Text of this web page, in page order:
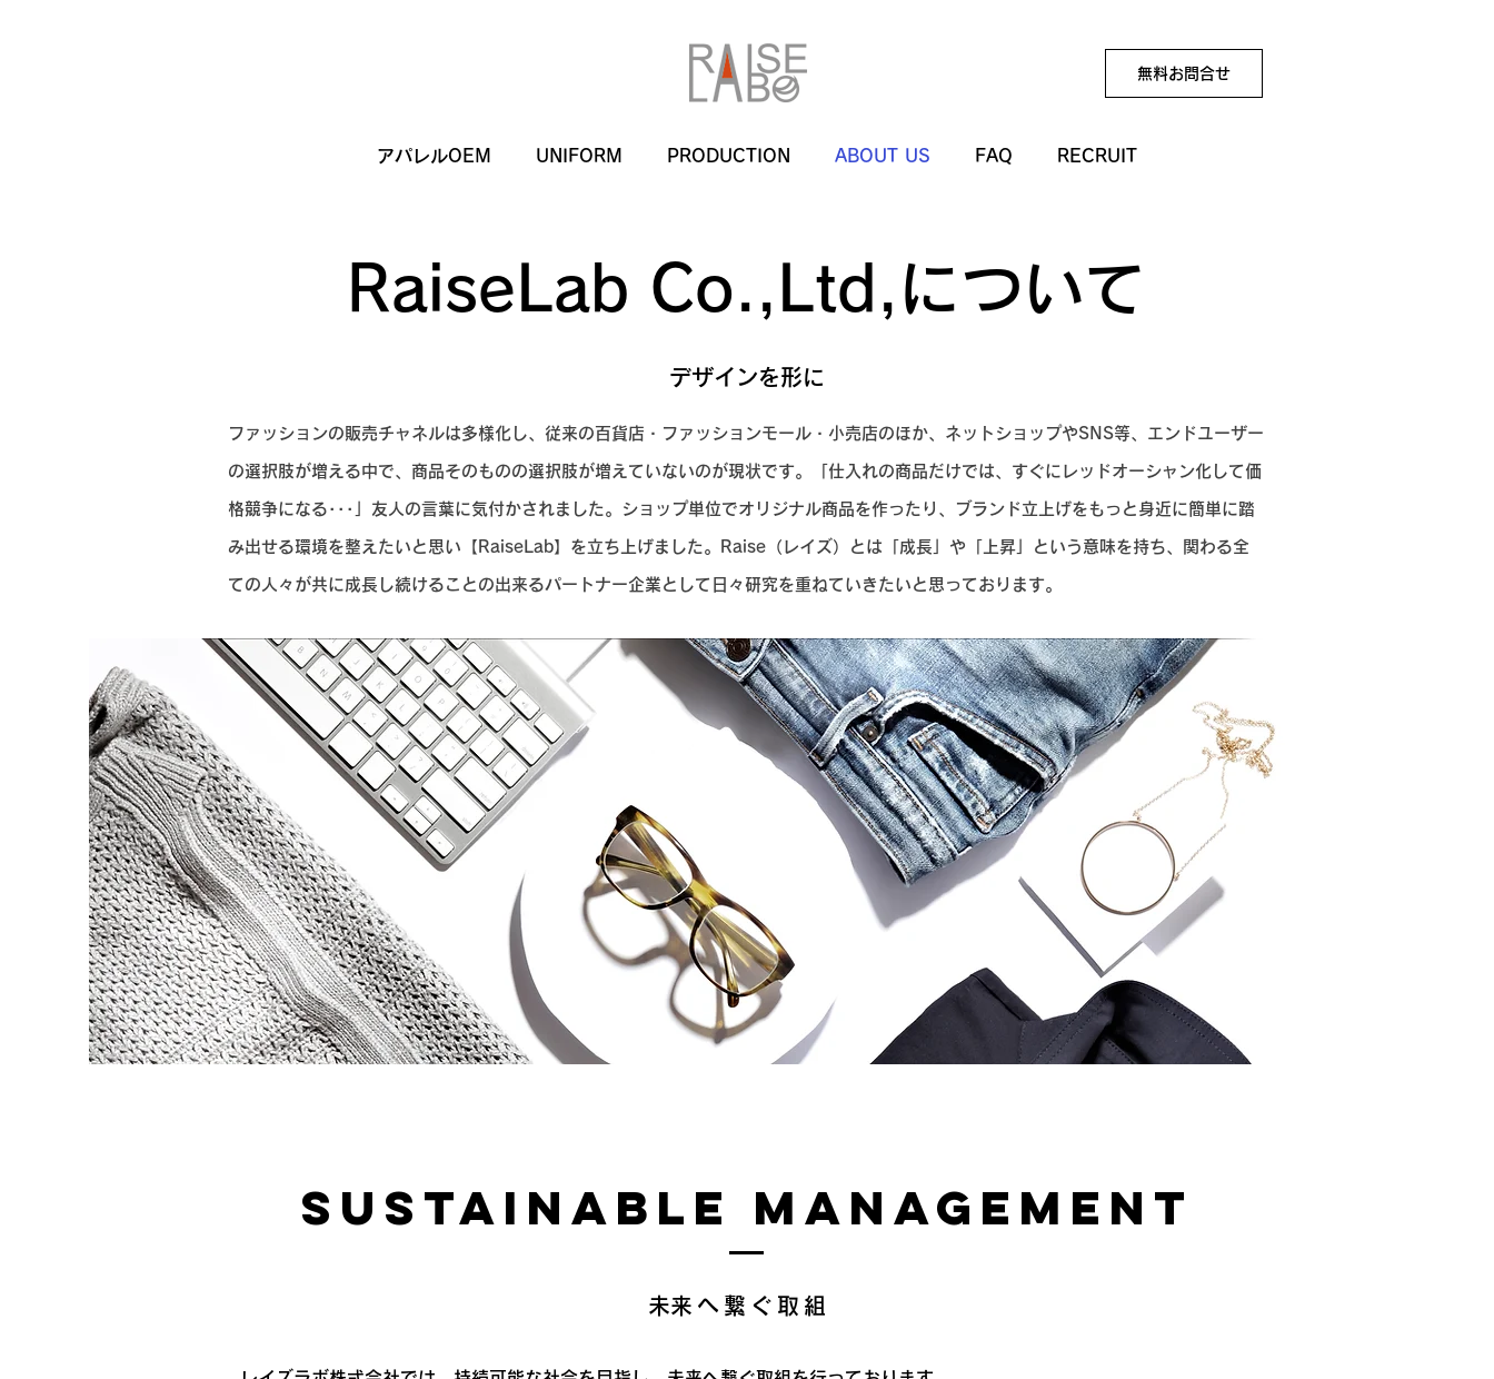
無料お問合せ
アパレルOEM UNIFORM PRODUCTION ABOUT US FAQ RECRUIT
RaiseLab Co.,Ltd,について
​デザインを形に
ファッションの販売チャネルは多様化し、従来の百貨店・ファッションモール・小売店のほか、ネットショップやSNS等、エンドユーザー
の選択肢が増える中で、商品そのものの選択肢が増えていないのが現状です。「仕入れの商品だけでは、すぐにレッドオーシャン化して価
格競争になる･･･」友人の言葉に気付かされました。ショップ単位でオリジナル商品を作ったり、ブランド立上げをもっと身近に簡単に踏
み出せる環境を整えたいと思い【RaiseLab】を立ち上げました。Raise（レイズ）とは「成長」や「上昇」という意味を持ち、関わる全
ての人々が共に成長し続けることの出来るパートナー企業として日々研究を重ねていきたいと思っております。
​SUSTAINABLE MANAGEMENT
​未来へ繋ぐ取組